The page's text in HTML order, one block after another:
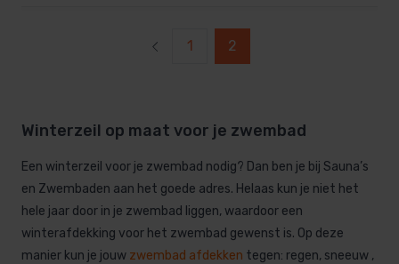
1 2
Winterzeil op maat voor je zwembad
Een winterzeil voor je zwembad nodig? Dan ben je bij Sauna’s
en Zwembaden aan het goede adres. Helaas kun je niet het
hele jaar door in je zwembad liggen, waardoor een
winterafdekking voor het zwembad gewenst is. Op deze
manier kun je jouw zwembad afdekken tegen: regen, sneeuw ,